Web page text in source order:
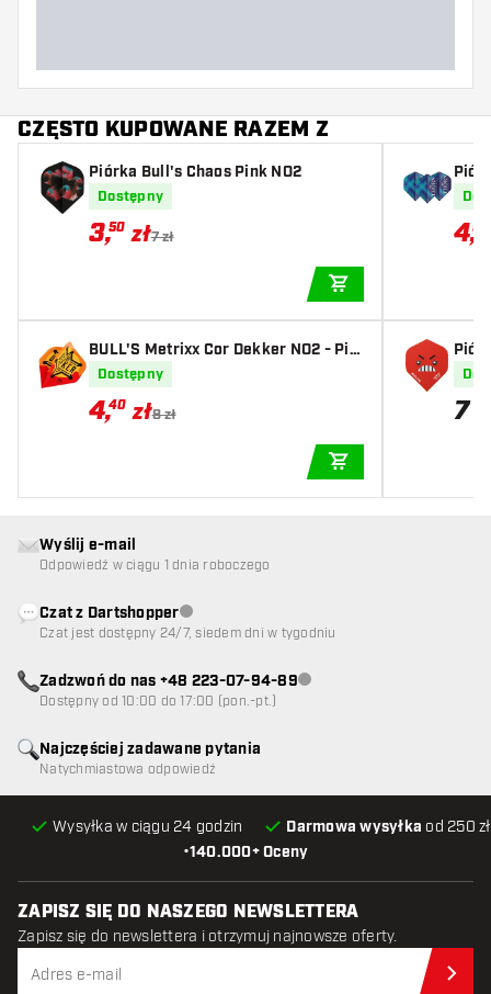
CZĘSTO KUPOWANE RAZEM Z
Piórka Bull's Chaos Pink NO2
Dostępny
3,50 zł7 zł
BULL'S Metrixx Cor Dekker NO2 - Pió
rka do Darta
Dostępny
4,40 zł8 zł
4,90
7
•140.000+ Oceny
Wysyłka w ciągu 24 godzin Darmowa wysyłka od 250
Najczęściej zadawane pytania
Natychmiastowa odpowiedź
Wyślij e-mail
Odpowiedź w ciągu 1 dnia roboczego
Czat z DartshopperObsługa klienta niedostępna
Czat jest dostępny 24/7, siedem dni w tygodniu
Zadzwoń do nas +48 223-07-94-89Obsługa klienta niedostępna
Dostępny od 10:00 do 17:00 (pon.-pt.)
ZAPISZ SIĘ DO NASZEGO NEWSLETTERA
Zapisz się do newslettera i otrzymuj najnowsze oferty.